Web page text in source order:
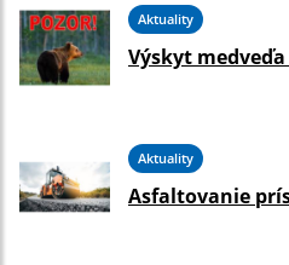
Aktuality
Výskyt
Aktuality
Asfaltovanie